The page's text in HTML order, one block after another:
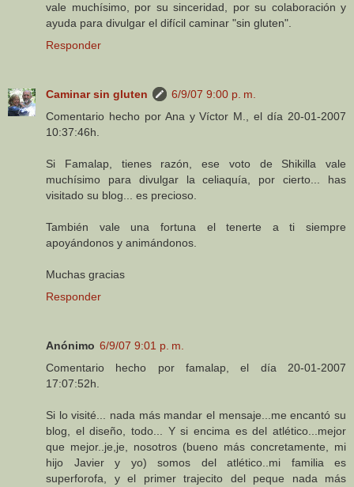
vale muchísimo, por su sinceridad, por su colaboración y
ayuda para divulgar el difícil caminar "sin gluten".
Responder
Caminar sin gluten
6/9/07 9:00 p. m.
Comentario hecho por Ana y Víctor M., el día 20-01-2007
10:37:46h.
Si Famalap, tienes razón, ese voto de Shikilla vale
muchísimo para divulgar la celiaquía, por cierto... has
visitado su blog... es precioso.
También vale una fortuna el tenerte a ti siempre
apoyándonos y animándonos.
Muchas gracias
Responder
Anónimo 6/9/07 9:01 p. m.
Comentario hecho por famalap, el día 20-01-2007
17:07:52h.
Si lo visité... nada más mandar el mensaje...me encantó su
blog, el diseño, todo... Y si encima es del atlético...mejor
que mejor..je,je, nosotros (bueno más concretamente, mi
hijo Javier y yo) somos del atlético..mi familia es
superforofa, y el primer trajecito del peque nada más